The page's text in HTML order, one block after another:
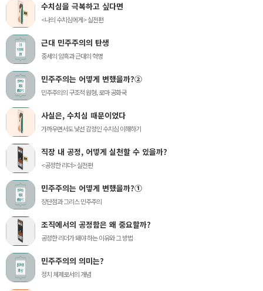
수치심을 극복하고 싶다면
<나의 수치심에게> 실전편
근대 민주주의의 탄생
중세의 암흑과 근대의 혁명
민주주의는 어떻게 변했을까?②
민주주의의 구조적 원형, 로마 공화국
사실은, 수치심 때문이었다
가까우면서도 낯선 감정인 수치심 이해하기
직장 내 공정, 어떻게 실천할 수 있을까?
<공정한 리더> 실전편
민주주의는 어떻게 변했을까?①
장단점과 그리스 민주주의
조직에서의 공정함은 왜 중요할까?
공정한 리더가 돼야 하는 이유와 그 방법
민주주의의 의미는?
정치 체제로서의 개념